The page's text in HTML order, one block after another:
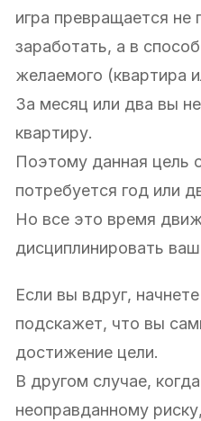
игра превращается не
заработать, а в
желаемого (квартира
За месяц или два вы
квартиру.
Поэтому данная цель
потребуется год или
Но все это время
дисциплинировать
Если вы вдруг,
подскажет, что вы
достижение цели.
В другом случае,
неоправданному